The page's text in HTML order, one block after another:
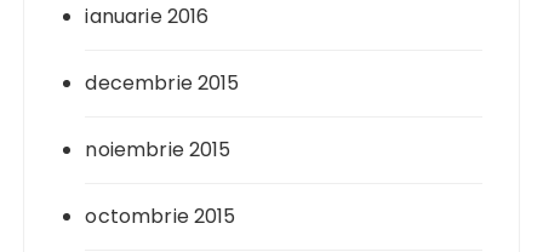
ianuarie 2016
decembrie 2015
noiembrie 2015
octombrie 2015